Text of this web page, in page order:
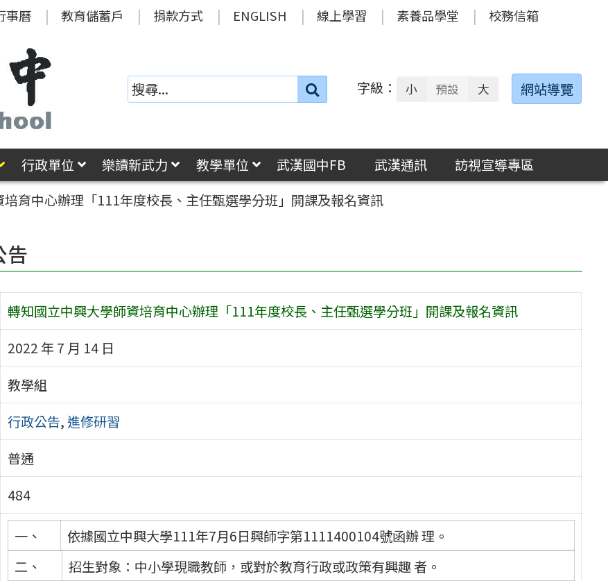
事曆 教育儲蓄戶 捐款方式 ENGLISH 線上學習 素養品學堂 校務信箱
搜
字級： 小 預設 大 網站導覽
行政單位 樂讀新武力 教學單位 武漢國中FB 武漢通訊
訪視宣導專區
育中心辦理「111年度校長、主任甄選學分班」開課及報名資訊
告
轉知國立中興大學師資培育中心辦理「111年度校長、主任甄選學分班」開課及報名資訊
2022 年 7 月 14 日
教學組
行政公告,進修研習
普通
484
一、
依據國立中興大學111年7月6日興師字第1111400104號函辦 理。
二、
招生對象：中小學現職教師，或對於教育行政或政策有興趣 者。